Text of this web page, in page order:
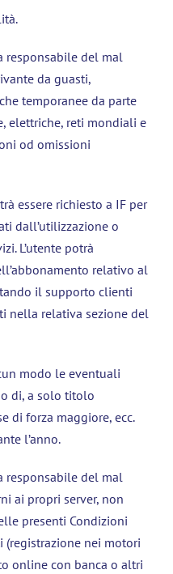
responsabile del mal
da guasti,
temporanee da parte
elettriche, reti mondiali e
od omissioni
essere richiesto a IF per
dall’utilizzazione o
L’utente potrà
relativo al
il supporto clienti
nella relativa sezione del
modo le eventuali
di, a solo titolo
di forza maggiore, ecc.
l’anno.
responsabile del mal
ai propri server, non
presenti Condizioni
(registrazione nei motori
online con banca o altri